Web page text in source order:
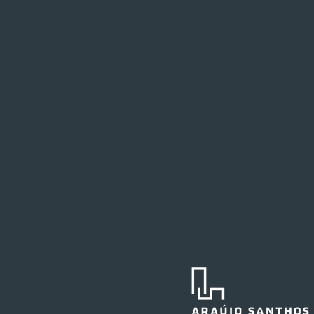
em 2027. O edifício já abrigou a
agência central do Santander e,